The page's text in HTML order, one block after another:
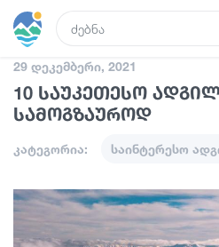
რეგისტრაცია
ტურები
სასტუმროები
29 დეკემბერი, 2021
10 საუკეთესო
სამოგზაუროდ
კატეგორია: საინტერესო